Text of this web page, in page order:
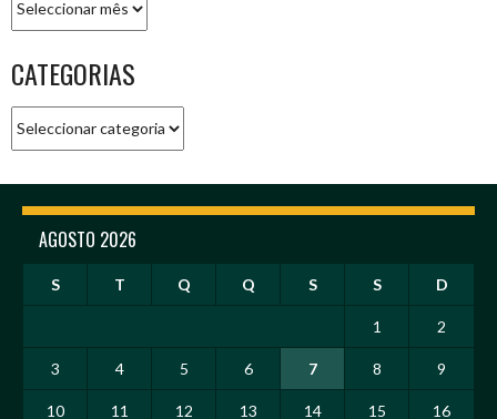
CATEGORIAS
AGOSTO 2026
S T Q Q S S D
1 2
3 4 5 6 7 8 9
10 11 12 13 14 15 16